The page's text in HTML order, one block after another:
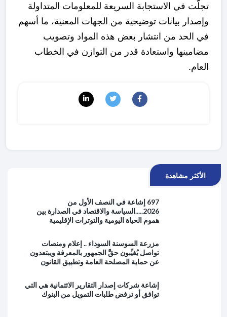
تجلّت في الاستجابة السريعة للمعلومات المتداولة
وإصدار بيانات توضيحية من الجهات المعنية، ما أسهم
في الحد من انتشار بعض هذه المواد وتصويب
مضامينها واستعادة قدر من التوازن في الخطاب
العام.
الأكثر مشاهدة
697 إشاعة في النصف الأول من
2026.....السياسة والاقتصاد في الصدارة بين
هموم الحياة اليومية والتوترات الإقليمية
مزرعة السوسنة السوداء .. إعلام ومنصات
تواصل يُغيِّبون حقَّ الجمهور بالمعرفة ويبتعدون
عن حماية المصلحة العامة وتطبيق القانون
إشاعة شركات إصدار التقارير الائتمانية هي التي
توافق أو ترفض طلبات التمويل من البنوك